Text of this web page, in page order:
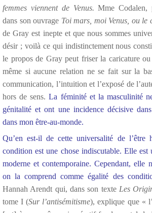
femmes viennent de Venus.Mme Codalen,
dans son ouvrage Toi mars, moi Venus, ou le
de Gray est inepte et que nous sommes
désir ; voilà ce qui indistinctement nous
le propos de Gray peut friser la caricature ou
même si aucune relation ne se fait sur la
communication, l’intuition et l’exposé de
hors de sens.La féminité et la masculinité
génitalité et ont une incidence décisive
dans mon être-au-monde.
Qu’en est-il de cette universalité de l’être
condition est une chose indiscutable. Elle est
moderne et contemporaine. Cependant, elle
on la comprend comme égalité des
Hannah Arendt qui, dans son texte Les
tome I (Sur l’antisémitisme), explique que «